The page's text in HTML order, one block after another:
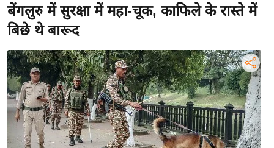
ख
ब
र
रा
ष्ट्री
य
अं
र्रा
बेंगलुरु में सुरक्षा में महा-चूक, काफिले के रास्ते में
बिछे थे बारूद